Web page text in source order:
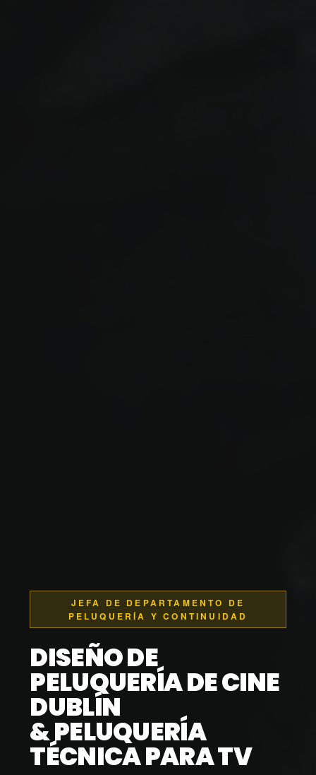
JEFA DE DEPARTAMENTO DE
PELUQUERÍA Y CONTINUIDAD
DISEÑO DE
PELUQUERÍA DE CINE
DUBLÍN
& PELUQUERÍA
TÉCNICA PARA TV